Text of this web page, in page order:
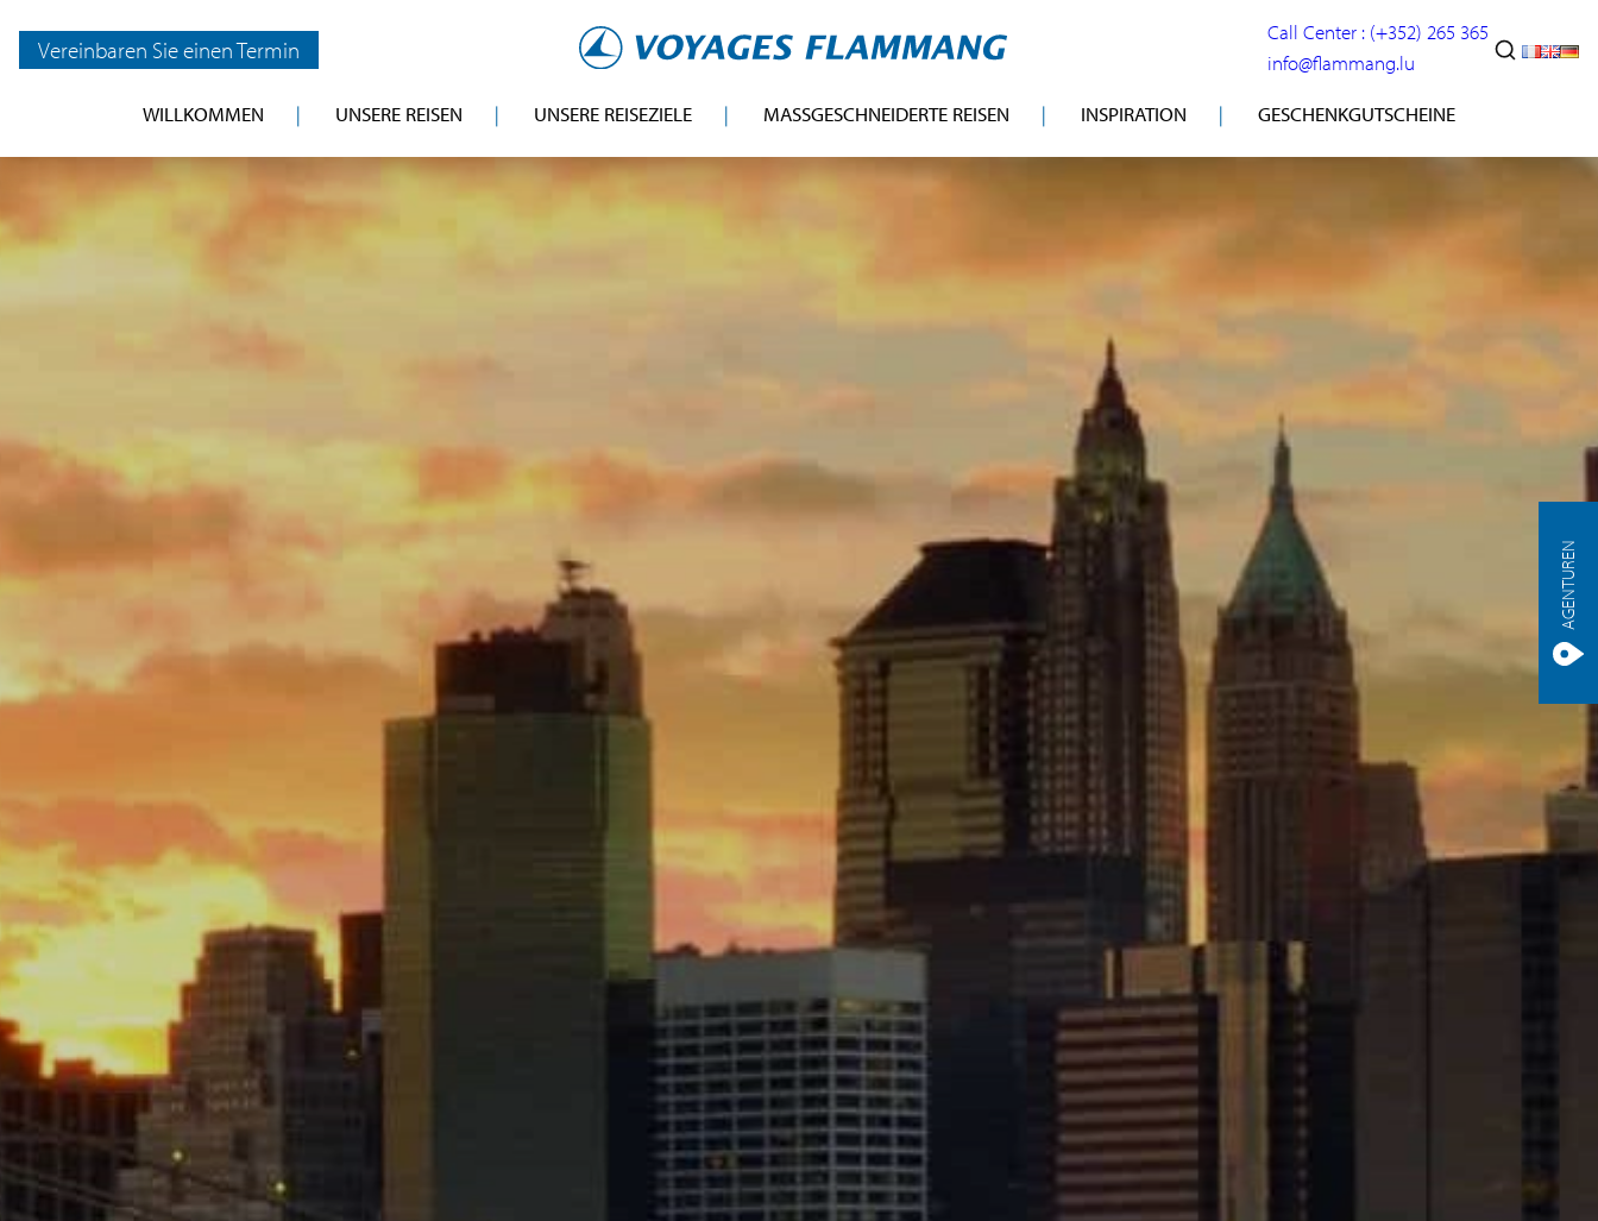
Vereinbaren Sie einen Termin
Call Center : (+352) 265 365
info@flammang.lu
AGENTUREN
WILLKOMMEN UNSERE REISEN UNSERE REISEZIELE MASSGESCHNEIDERTE REISEN INSPIRATION GESCHENKGUTSCHEINE